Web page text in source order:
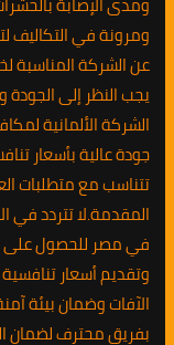
ومرونة في التكاليف
عن الشركة المناسبة
يجب النظر إلى
الشركة الألمانية
جودة عالية بأسعار
تتناسب مع متطلبات
المقدمة.لا تتردد في
في مصر للحصول على
وتقديم أسعار
الآفات وضمان بيئة
بفريق محترف لضمان